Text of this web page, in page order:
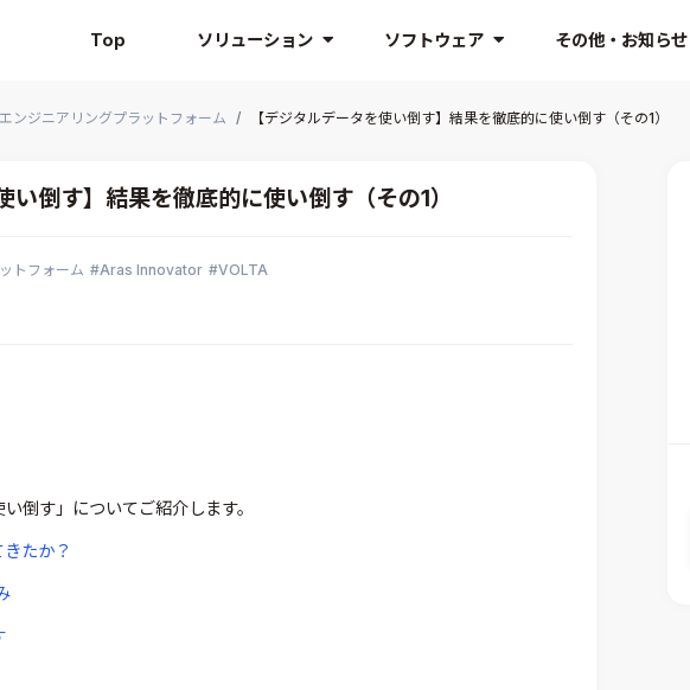
Top ソリューション ソフトウェア その他・お知らせ
ンジニアリングプラットフォーム 【デジタルデータを使い倒す】結果を徹底的に使い倒す（その1）
い倒す】結果を徹底的に使い倒す（その1）
トフォーム Aras Innovator VOLTA
倒す」についてご紹介します。
たか？